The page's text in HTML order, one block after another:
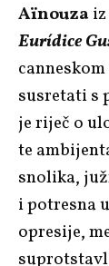
Aïnouza
Eurídice
susretati s
je riječ o
te
snolika,
i potresna
opresije,